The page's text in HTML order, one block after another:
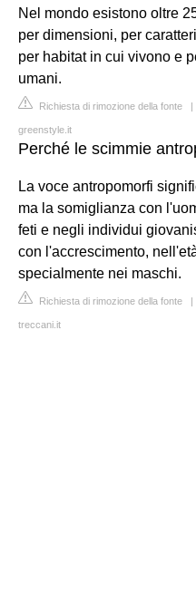
Nel mondo esistono oltre
per dimensioni, per
per habitat in cui vivono e
umani.
Richiesta di rimozione della fonte |
greenstyle.it
Perché le scimmie
La voce antropomorfi
ma la somiglianza con
feti e negli individui
con l'accrescimento,
specialmente nei maschi.
Richiesta di rimozione della fonte |
treccani.it